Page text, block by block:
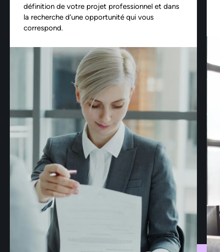
définition de votre projet professionnel et dans
la recherche d’une opportunité qui vous
correspond.